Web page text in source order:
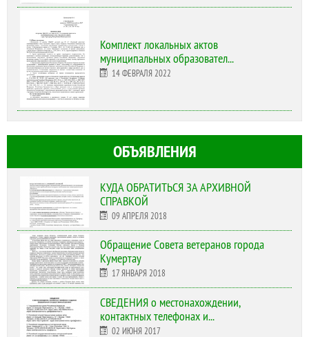
Комплект локальных актов
муниципальных образовател...
14 ФЕВРАЛЯ 2022
ОБЪЯВЛЕНИЯ
КУДА ОБРАТИТЬСЯ ЗА АРХИВНОЙ
СПРАВКОЙ
09 АПРЕЛЯ 2018
Обращение Совета ветеранов города
Кумертау
17 ЯНВАРЯ 2018
СВЕДЕНИЯ о местонахождении,
контактных телефонах и...
02 ИЮНЯ 2017